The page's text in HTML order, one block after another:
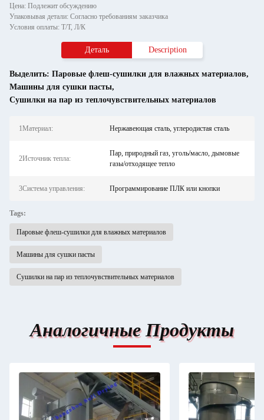
Цена: Подлежит обсуждению
Упаковывая детали: Согласно требованиям заказчика
Условия оплаты: Т/Т, Л/К
Деталь Description
Выделить: Паровые флеш-сушилки для влажных материалов,
Машины для сушки пасты,
Сушилки на пар из теплочувствительных материалов
1Материал: Нержавеющая сталь, углеродистая сталь
2Источник тепла:
Пар, природный газ, уголь/масло, дымовые
газы/отходящее тепло
3Система управления: Программирование ПЛК или кнопки
Tags:
Паровые флеш-сушилки для влажных материалов
Машины для сушки пасты
Сушилки на пар из теплочувствительных материалов
Аналогичные Продукты